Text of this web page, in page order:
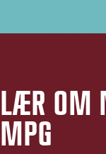
LÆR OM
MPG